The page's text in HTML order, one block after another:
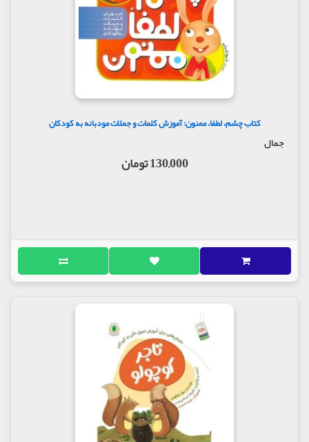
کتاب چشم، لطفا، ممنون: آموزش کلمات و جملات مودبانه به کودکان
جمال
130,000 تومان